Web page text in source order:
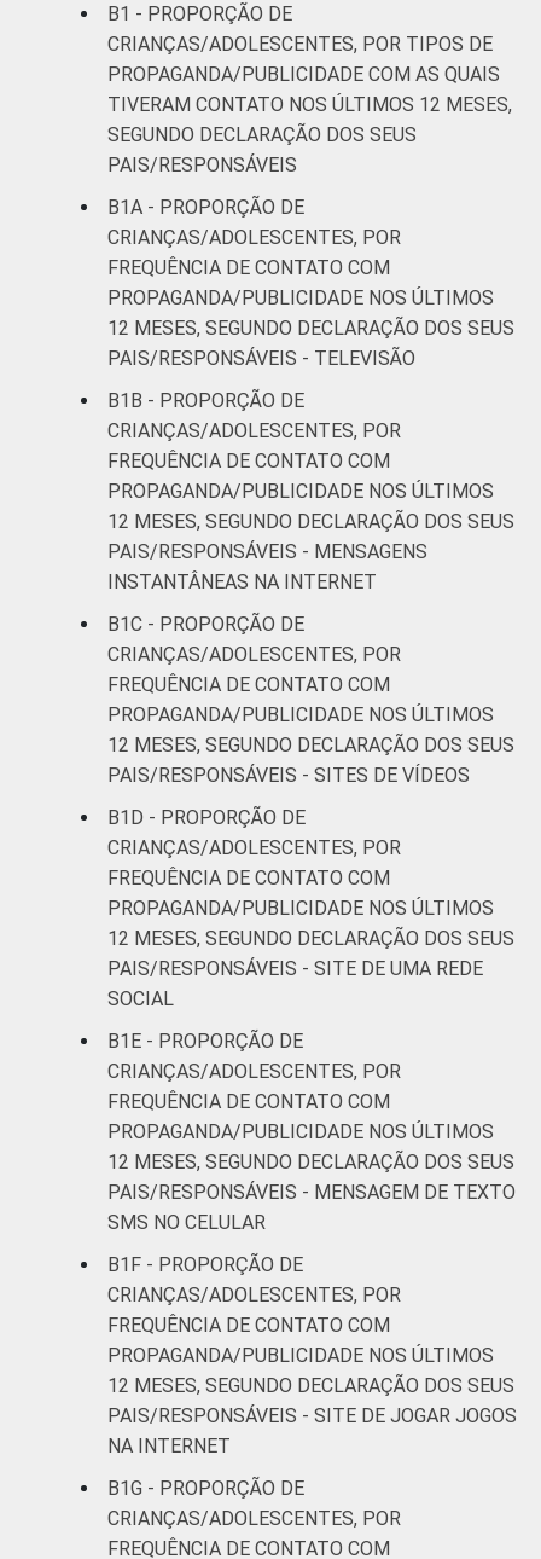
B1 - PROPORÇÃO DE
CRIANÇAS/ADOLESCENTES, POR TIPOS DE
PROPAGANDA/PUBLICIDADE COM AS QUAIS
TIVERAM CONTATO NOS ÚLTIMOS 12 MESES,
SEGUNDO DECLARAÇÃO DOS SEUS
PAIS/RESPONSÁVEIS
B1A - PROPORÇÃO DE
CRIANÇAS/ADOLESCENTES, POR
FREQUÊNCIA DE CONTATO COM
PROPAGANDA/PUBLICIDADE NOS ÚLTIMOS
12 MESES, SEGUNDO DECLARAÇÃO DOS SEUS
PAIS/RESPONSÁVEIS - TELEVISÃO
B1B - PROPORÇÃO DE
CRIANÇAS/ADOLESCENTES, POR
FREQUÊNCIA DE CONTATO COM
PROPAGANDA/PUBLICIDADE NOS ÚLTIMOS
12 MESES, SEGUNDO DECLARAÇÃO DOS SEUS
PAIS/RESPONSÁVEIS - MENSAGENS
INSTANTÂNEAS NA INTERNET
B1C - PROPORÇÃO DE
CRIANÇAS/ADOLESCENTES, POR
FREQUÊNCIA DE CONTATO COM
PROPAGANDA/PUBLICIDADE NOS ÚLTIMOS
12 MESES, SEGUNDO DECLARAÇÃO DOS SEUS
PAIS/RESPONSÁVEIS - SITES DE VÍDEOS
B1D - PROPORÇÃO DE
CRIANÇAS/ADOLESCENTES, POR
FREQUÊNCIA DE CONTATO COM
PROPAGANDA/PUBLICIDADE NOS ÚLTIMOS
12 MESES, SEGUNDO DECLARAÇÃO DOS SEUS
PAIS/RESPONSÁVEIS - SITE DE UMA REDE
SOCIAL
B1E - PROPORÇÃO DE
CRIANÇAS/ADOLESCENTES, POR
FREQUÊNCIA DE CONTATO COM
PROPAGANDA/PUBLICIDADE NOS ÚLTIMOS
12 MESES, SEGUNDO DECLARAÇÃO DOS SEUS
PAIS/RESPONSÁVEIS - MENSAGEM DE TEXTO
SMS NO CELULAR
B1F - PROPORÇÃO DE
CRIANÇAS/ADOLESCENTES, POR
FREQUÊNCIA DE CONTATO COM
PROPAGANDA/PUBLICIDADE NOS ÚLTIMOS
12 MESES, SEGUNDO DECLARAÇÃO DOS SEUS
PAIS/RESPONSÁVEIS - SITE DE JOGAR JOGOS
NA INTERNET
B1G - PROPORÇÃO DE
CRIANÇAS/ADOLESCENTES, POR
FREQUÊNCIA DE CONTATO COM